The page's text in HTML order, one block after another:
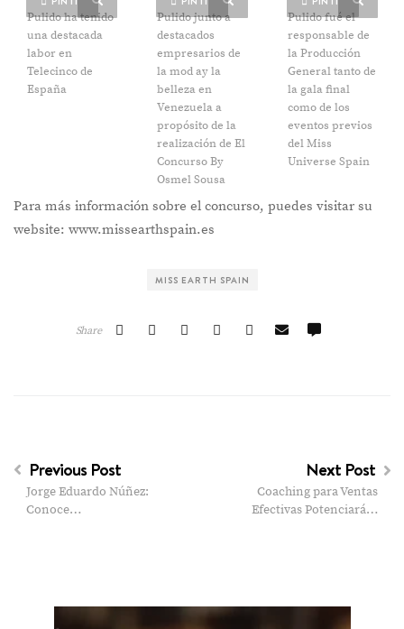
Pulido ha tenido
una destacada
labor en
Telecinco de
España
Pulido junto a
destacados
empresarios de
la mod ay la
belleza en
Venezuela a
propósito de la
realización de El
Concurso By
Osmel Sousa
Pulido fué el
responsable de
la Producción
General tanto de
la gala final
como de los
eventos previos
del Miss
Universe Spain
Para más información sobre el concurso, puedes visitar su
website: www.missearthspain.es
MISS EARTH SPAIN
Share
Previous Post
Jorge Eduardo Núñez:
Conoce…
Next Post
Coaching para Ventas
Efectivas Potenciará…